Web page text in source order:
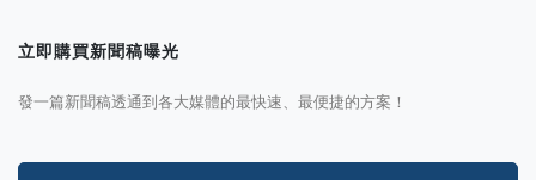
立即購買新聞稿曝光
發一篇新聞稿透通到各大媒體的最快速、最便捷的方案！